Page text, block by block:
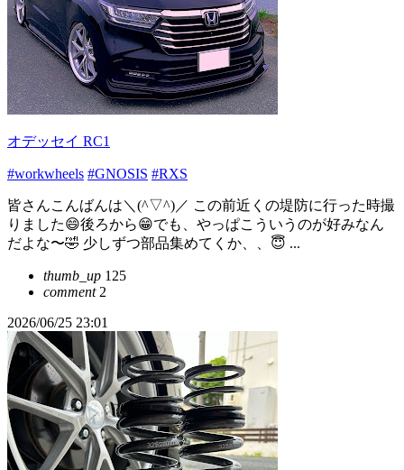
オデッセイ RC1
#workwheels #GNOSIS #RXS
皆さんこんばんは＼(^▽^)／ この前近くの堤防に行った時撮
りました😄後ろから😁でも、やっぱこういうのが好みなん
だよな〜🤣 少しずつ部品集めてくか、、😇 ...
thumb_up 125
comment2
2026/06/25 23:01